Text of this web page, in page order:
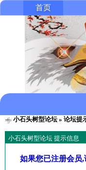
首页
小石头树型论坛» 论坛提
小石头树型论坛 提示信息
如果您已注册会员